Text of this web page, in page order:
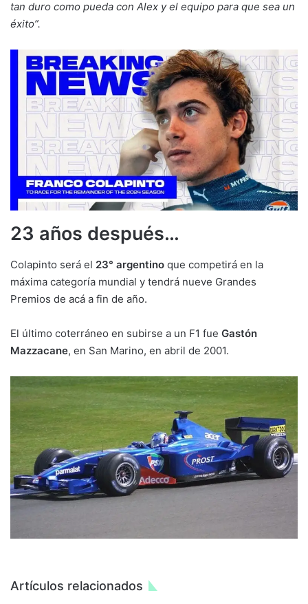
tan duro como pueda con Alex y el equipo para que sea un
éxito”.
23 años después…
Colapinto será el 23° argentino que competirá en la
máxima categoría mundial y tendrá nueve Grandes
Premios de acá a fin de año.
El último coterráneo en subirse a un F1 fue Gastón
Mazzacane, en San Marino, en abril de 2001.
Artículos relacionados